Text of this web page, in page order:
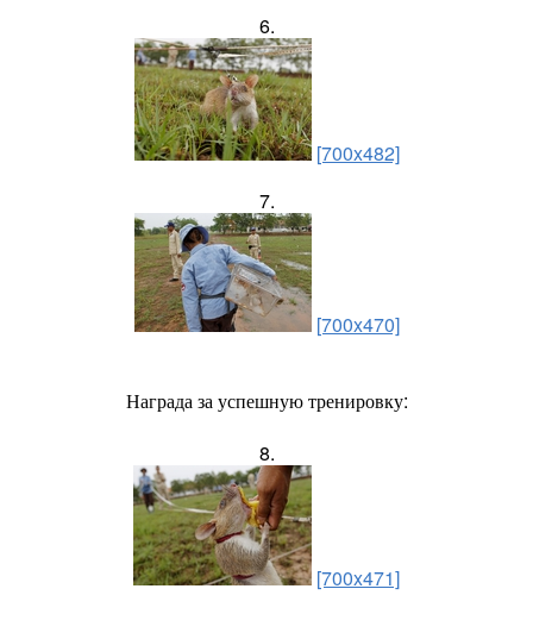
6.
[700x482]
7.
[700x470]
Награда за успешную тренировку:
8.
[700x471]